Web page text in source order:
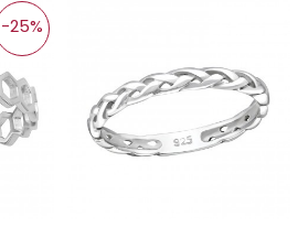
-25%